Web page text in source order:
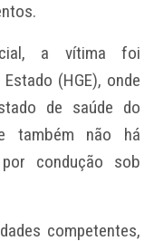
a vítima foi
(HGE), onde
de saúde do
também não há
condução sob
competentes,